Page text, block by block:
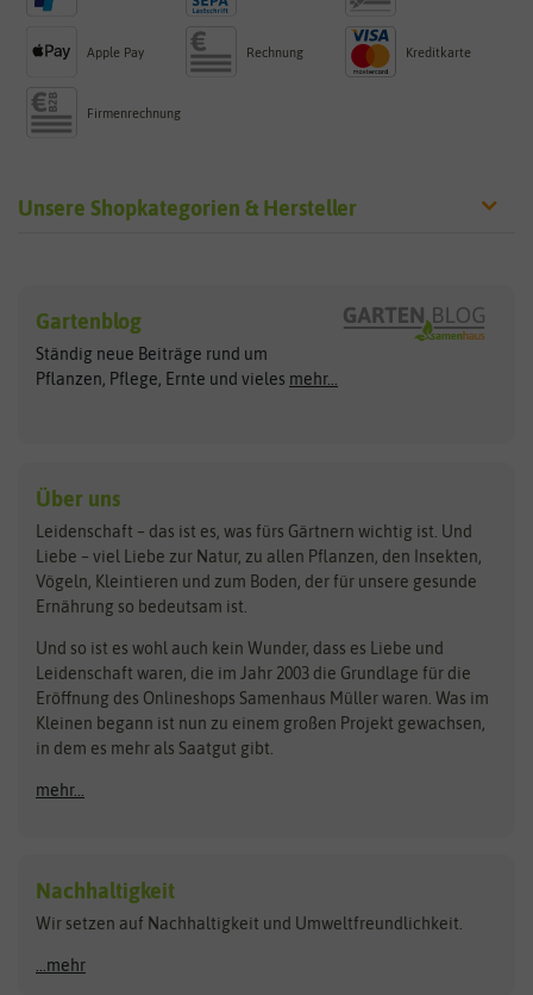
Apple Pay Rechnung Kreditkarte
Firmenrechnung
Unsere Shopkategorien & Hersteller
Exotische Samen
Gemüsesamen
Gründünger
Kräutersamen
Obstsamen
Pilzbrut
Rasensamen
Steckzwiebeln
Zimmer & Kübelpflanzen
Kataloge
Schnäppchen
Anzucht & Gartenzubehör
Anzuchtschalen
Heizmatte & Heizkabel
Kokos-Quelltabletten
Zimmergewächshaus
Arche Noah
ASB Greenworld
Benary
Bingenheimer Saatgut
BioBalu
Bionana
BIOWOL
Blumicorn
Bûten Birds
Carl Pabst
Clever Pots
COMPO
Dürr-Samen
elho
Feldsaaten Freudenberger
Fertil
Flora Elite
Florissa
Flortis
Hortitops
Gartenblog
Ständig neue Beiträge rund um
Pflanzen, Pflege, Ernte und vieles mehr...
Über uns
Leidenschaft – das ist es, was fürs Gärtnern wichtig ist. Und
Liebe – viel Liebe zur Natur, zu allen Pflanzen, den Insekten,
Vögeln, Kleintieren und zum Boden, der für unsere gesunde
Ernährung so bedeutsam ist.
Und so ist es wohl auch kein Wunder, dass es Liebe und
Leidenschaft waren, die im Jahr 2003 die Grundlage für die
Eröffnung des Onlineshops Samenhaus Müller waren. Was im
Kleinen begann ist nun zu einem großen Projekt gewachsen,
in dem es mehr als Saatgut gibt.
mehr...
Nachhaltigkeit
Wir setzen auf Nachhaltigkeit und Umweltfreundlichkeit.
...mehr